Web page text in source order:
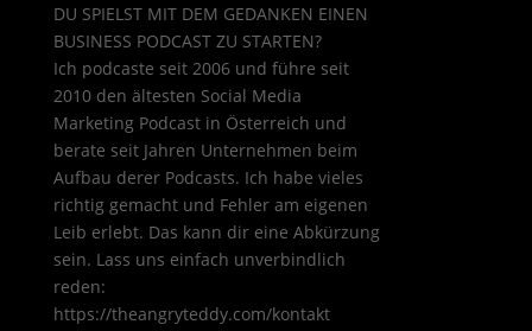
DU SPIELST MIT DEM GEDANKEN EINEN
BUSINESS PODCAST ZU STARTEN?
Ich podcaste seit 2006 und führe seit
2010 den ältesten Social Media
Marketing Podcast in Österreich und
berate seit Jahren Unternehmen beim
Aufbau derer Podcasts. Ich habe vieles
richtig gemacht und Fehler am eigenen
Leib erlebt. Das kann dir eine Abkürzung
sein. Lass uns einfach unverbindlich
reden:
https://theangryteddy.com/kontakt